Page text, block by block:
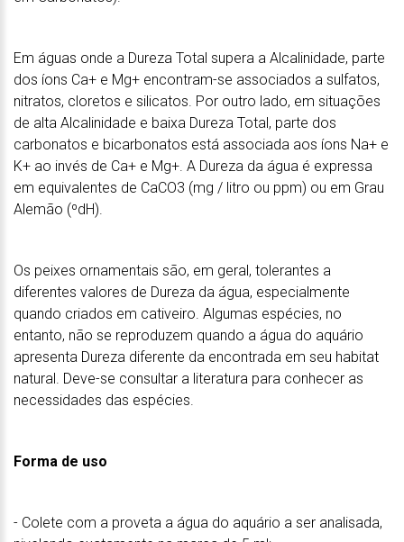
Em águas onde a Dureza Total supera a Alcalinidade, parte
dos íons Ca+ e Mg+ encontram-se associados a sulfatos,
nitratos, cloretos e silicatos. Por outro lado, em situações
de alta Alcalinidade e baixa Dureza Total, parte dos
carbonatos e bicarbonatos está associada aos íons Na+ e
K+ ao invés de Ca+ e Mg+. A Dureza da água é expressa
em equivalentes de CaCO3 (mg / litro ou ppm) ou em Grau
Alemão (ºdH).
Os peixes ornamentais são, em geral, tolerantes a
diferentes valores de Dureza da água, especialmente
quando criados em cativeiro. Algumas espécies, no
entanto, não se reproduzem quando a água do aquário
apresenta Dureza diferente da encontrada em seu habitat
natural. Deve-se consultar a literatura para conhecer as
necessidades das espécies.
Forma de uso
- Colete com a proveta a água do aquário a ser analisada,